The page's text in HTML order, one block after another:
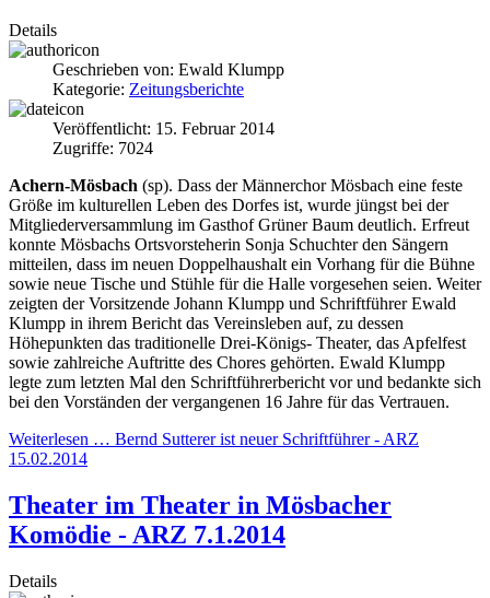
Details
Geschrieben von: Ewald Klumpp
Kategorie: Zeitungsberichte
Veröffentlicht: 15. Februar 2014
Zugriffe: 7024
Achern-Mösbach (sp). Dass der Männerchor Mösbach ei­ne feste
Größe im kulturellen Leben des Dorfes ist, wurde jüngst bei der
Mitgliederver­sammlung im Gasthof Grüner Baum deutlich. Erfreut
konn­te Mösbachs Ortsvorsteherin Sonja Schuchter den Sängern
mitteilen, dass im neuen Dop­pelhaushalt ein Vorhang für die Bühne
sowie neue Tische und Stühle für die Halle vorge­sehen seien. Weiter
zeigten der Vorsit­zende Johann Klumpp und Schriftführer Ewald
Klumpp in ihrem Bericht das Vereinsle­ben auf, zu dessen
Höhepunk­ten das traditionelle Drei-Kö­nigs- Theater, das Apfelfest
sowie zahlreiche Auftritte des Chores gehörten. Ewald Klumpp
legte zum letzten Mal den Schriftführerbericht vor und bedankte sich
bei den Vor­ständen der vergangenen 16 Jahre für das Vertrauen.
Weiterlesen … Bernd Sutterer ist neuer Schriftführer - ARZ
15.02.2014
Theater im Theater in Mösbacher
Komödie - ARZ 7.1.2014
Details